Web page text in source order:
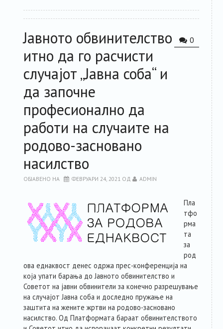
0
Јавното обвинителство
итно да го расчисти
случајот „Јавна соба“ и
да започне
професионално да
работи на случаите на
родово-засновано
насилство
ОБЈАВЕНО НА ФЕВРУАРИ 24, 2021 ОД ADMIN
Пла
тфо
рма
та
за
род
ова еднаквост денес одржа прес-конференција на
која упати барања до Јавното обвинителство и
Советот на јавни обвинители за конечно разрешување
на случајот Јавна соба и доследно пружање на
заштита на жените жртви на родово-засновано
насилство. Од Платформата бараат обвинителството